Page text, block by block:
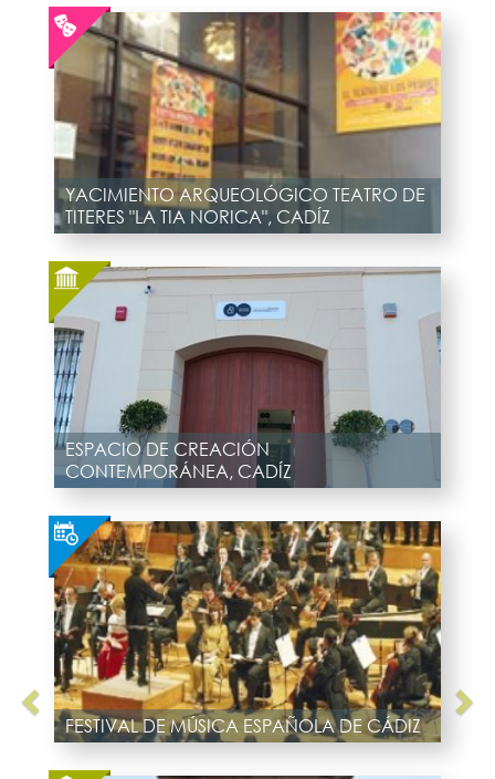
YACIMIENTO ARQUEOLÓGICO TEATRO DE
TITERES "LA TIA NORICA", CADÍZ
ESPACIO DE CREACIÓN
CONTEMPORÁNEA, CADÍZ
FESTIVAL DE MÚSICA ESPAÑOLA DE CÁDIZ